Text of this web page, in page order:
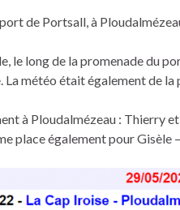
de Portsall, à
le long de la promenade du
La météo était également de
à Ploudalmézeau : Thierry
place également pour Gisèle